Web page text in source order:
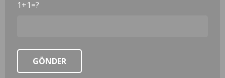
1+1=?